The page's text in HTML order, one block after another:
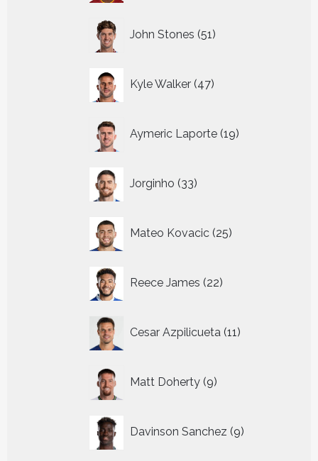
John Stones 51
producten
Kyle Walker 47
producten
Aymeric Laporte 19
producten
Jorginho 33
producten
Mateo Kovacic 25
producten
Reece James 22
producten
Cesar Azpilicueta 11
producten
Matt Doherty 9
producten
Davinson Sanchez 9
producten